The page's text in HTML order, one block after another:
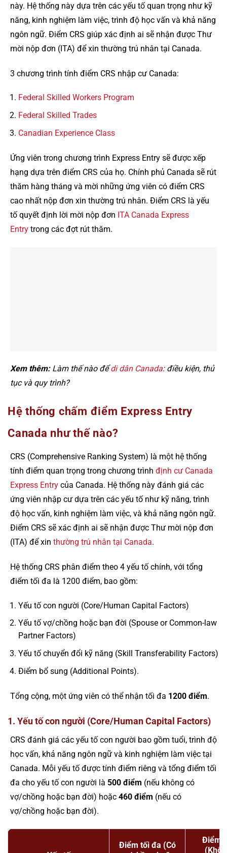
này. Hệ thống này dựa trên các yếu tố quan trọng như kỹ
năng, kinh nghiệm làm việc, trình độ học vấn và khả năng
ngôn ngữ. Điểm CRS giúp xác định ai sẽ nhận được Thư
mời nộp đơn (ITA) để xin thường trú nhân tại Canada.
3 chương trình tính điểm CRS nhập cư Canada:
Federal Skilled Workers Program
Federal Skilled Trades
Canadian Experience Class
Ứng viên trong chương trình Express Entry sẽ được xếp
hạng dựa trên điểm CRS của họ. Chính phủ Canada sẽ rút
thăm hàng tháng và mời những ứng viên có điểm CRS
cao nhất nộp đơn xin thường trú nhân. Điểm CRS là yếu
tố quyết định lời mời nộp đơn ITA Canada Express
Entry trong các đợt rút thăm.
Xem thêm:Làm thế nào đểdi dân Canada: điều kiện, thủ
tục và quy trình?
Hệ thống chấm điểm Express Entry
Canada như thế nào?
CRS (Comprehensive Ranking System) là một hệ thống
tính điểm quan trọng trong chương trình định cư Canada
Express Entry của Canada. Hệ thống này đánh giá các
ứng viên nhập cư dựa trên các yếu tố như kỹ năng, trình
độ học vấn, kinh nghiệm làm việc, và khả năng ngôn ngữ.
Điểm CRS sẽ xác định ai sẽ nhận được Thư mời nộp đơn
(ITA) để xin thường trú nhân tại Canada.
Hệ thống CRS phân điểm theo 4 yếu tố chính, với tổng
điểm tối đa là 1200 điểm, bao gồm:
Yếu tố con người (Core/Human Capital Factors)
Yếu tố vợ/chồng hoặc bạn đời (Spouse or Common-law
Partner Factors)
Yếu tố chuyển đổi kỹ năng (Skill Transferability Factors)
Điểm bổ sung (Additional Points).
Tổng cộng, một ứng viên có thể nhận tối đa 1200 điểm.
1. Yếu tố con người (Core/Human Capital Factors)
CRS đánh giá các yếu tố con người bao gồm tuổi, trình độ
học vấn, khả năng ngôn ngữ và kinh nghiệm làm việc tại
Canada. Mỗi yếu tố được tính điểm riêng và tổng điểm tối
đa cho yếu tố con người là 500 điểm (nếu không có
vợ/chồng hoặc bạn đời) hoặc 460 điểm (nếu có
vợ/chồng hoặc bạn đời).
Điểm tối đa (Có
Điểm